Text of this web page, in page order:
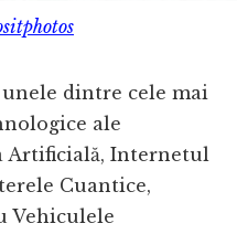
dintre cele mai
ale
Artificială, Internetul
Cuantice,
Vehiculele